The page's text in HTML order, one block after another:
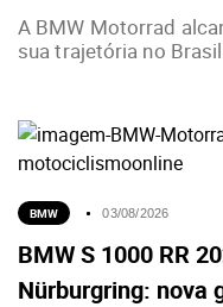
A BMW Motorrad
sua trajetória no
BMW 03/08/2026
BMW S 1000 RR
Nürburgring: nova